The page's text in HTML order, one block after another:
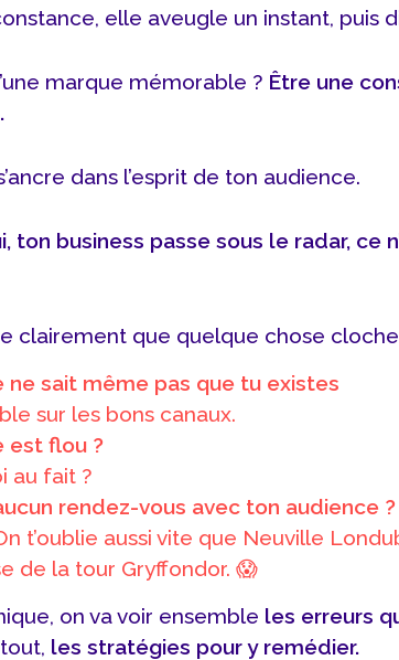
elle aveugle un instant, puis
marque mémorable ? Être une
dans l’esprit de ton audience.
ton business passe sous le radar, ce
clairement que quelque chose
ne sait même pas que tu existes
sur les bons canaux.
est flou ?
au fait ?
rendez-vous avec ton audience ?
t’oublie aussi vite que Neuville
de la tour Gryffondor. 😱
on va voir ensemble les erreurs
les stratégies pour y remédier.